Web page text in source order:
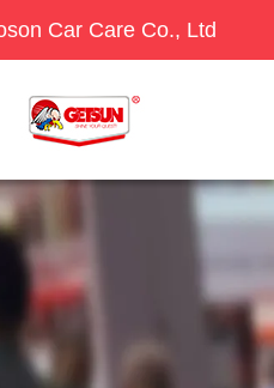
Car Care Co., Ltd.